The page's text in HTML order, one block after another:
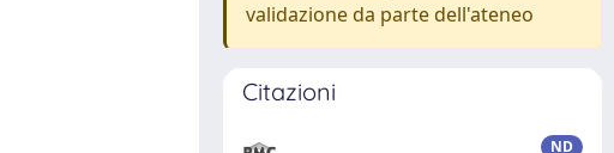
validazione da parte dell'ateneo
Citazioni
ND